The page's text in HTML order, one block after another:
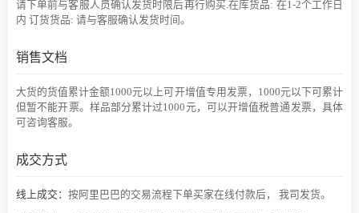
请下单前与客服人员确认发货时限后再行购买.在库货品: 在1-2个工作日
内 订货货品: 请与客服确认发货时间。
销售文档
大货的货值累计金额1000元以上可开增值专用发票，1000元以下可累计
但暂不能开票。样品部分累计过1000元，可以开增值税普通发票，具体
可咨询客服。
成交方式
线上成交： 按阿里巴巴的交易流程下单买家在线付款后， 我司发货。